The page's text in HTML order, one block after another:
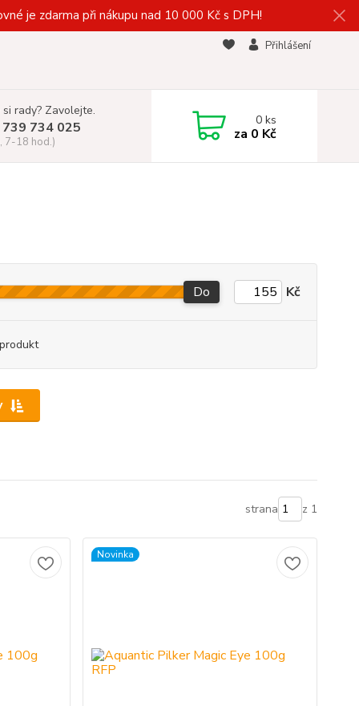
je zdarma při nákupu nad 10 000 Kč s DPH!
Přihlášení
rady? Zavolejte.
734 025
7-18 hod.)
0ks
za 0 Kč
Do Kč
strana z 1
Novinka